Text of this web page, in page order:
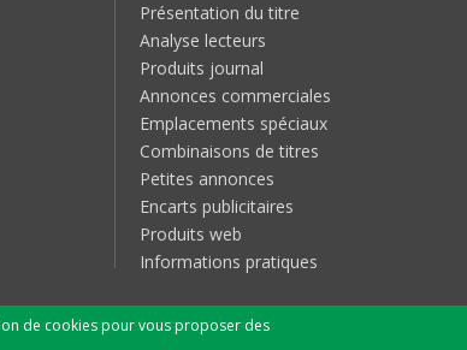
Présentation du titre
Analyse lecteurs
Produits journal
Annonces commerciales
Emplacements spéciaux
Combinaisons de titres
Petites annonces
Encarts publicitaires
Produits web
Informations pratiques
de cookies pour vous proposer des